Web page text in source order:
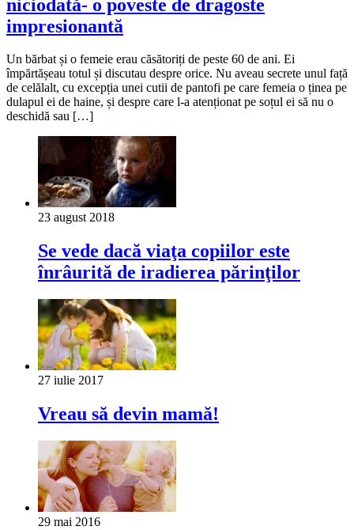
niciodată- o poveste de dragoste
impresionantă
Un bărbat și o femeie erau căsătoriți de peste 60 de ani. Ei
împărtășeau totul și discutau despre orice. Nu aveau secrete unul față
de celălalt, cu excepția unei cutii de pantofi pe care femeia o ținea pe
dulapul ei de haine, și despre care l-a atenționat pe soțul ei să nu o
deschidă sau […]
23 august 2018
Se vede dacă viaţa copiilor este
înrâurită de iradierea părinţilor
27 iulie 2017
Vreau să devin mamă!
29 mai 2016